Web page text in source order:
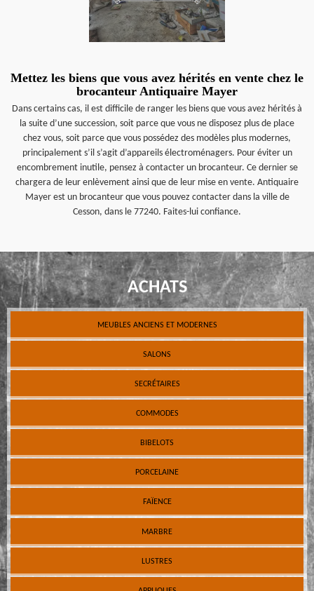
Mettez les biens que vous avez hérités en vente chez le
brocanteur Antiquaire Mayer
Dans certains cas, il est difficile de ranger les biens que vous avez hérités à
la suite d’une succession, soit parce que vous ne disposez plus de place
chez vous, soit parce que vous possédez des modèles plus modernes,
principalement s’il s’agit d’appareils électroménagers. Pour éviter un
encombrement inutile, pensez à contacter un brocanteur. Ce dernier se
chargera de leur enlèvement ainsi que de leur mise en vente. Antiquaire
Mayer est un brocanteur que vous pouvez contacter dans la ville de
Cesson, dans le 77240. Faites-lui confiance.
ACHATS
MEUBLES ANCIENS ET MODERNES
SALONS
SECRÉTAIRES
COMMODES
BIBELOTS
PORCELAINE
FAÏENCE
MARBRE
LUSTRES